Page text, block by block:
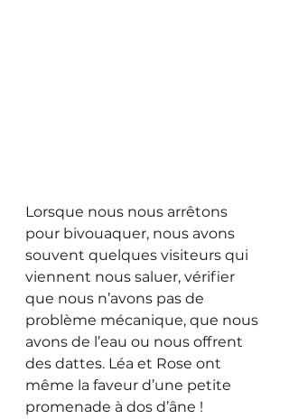
Lorsque nous nous arrêtons
pour bivouaquer, nous avons
souvent quelques visiteurs qui
viennent nous saluer, vérifier
que nous n’avons pas de
problème mécanique, que nous
avons de l’eau ou nous offrent
des dattes. Léa et Rose ont
même la faveur d’une petite
promenade à dos d’âne !